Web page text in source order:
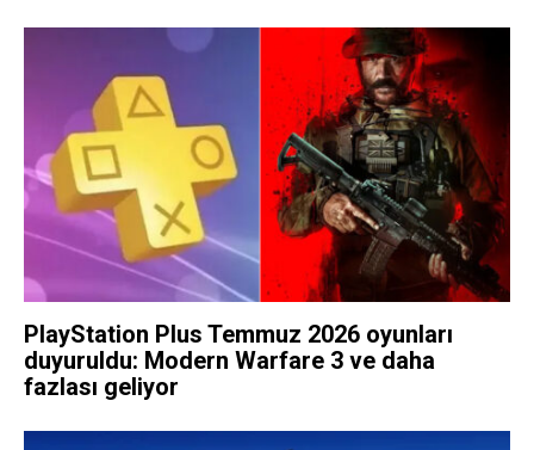
PlayStation Plus Temmuz 2026 oyunları
duyuruldu: Modern Warfare 3 ve daha
fazlası geliyor